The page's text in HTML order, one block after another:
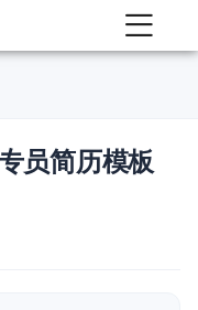
员简历模板